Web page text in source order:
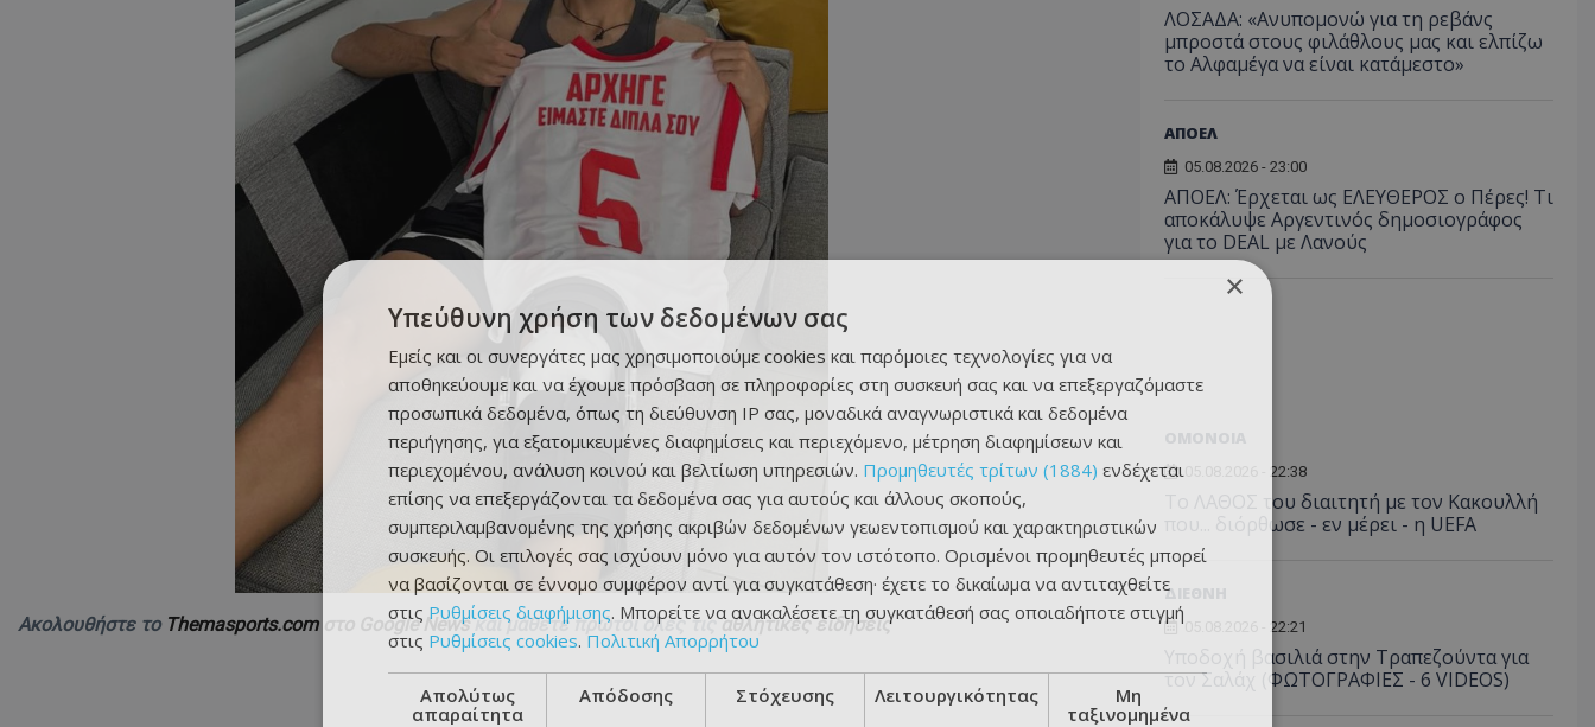
Ακολουθήστε το Themasports.com στο Google Newsκαι μάθετε πρώτοι όλες τιςαθλητικές ειδήσεις
ΛΟΣΑΔΑ: «Ανυπομονώ για τη ρεβάνς
μπροστά στους φιλάθλους μας και ελπίζω
το Αλφαμέγα να είναι κατάμεστο»
ΑΠΟΕΛ
05.08.2026 - 23:00
ΑΠΟΕΛ: Έρχεται ως ΕΛΕΥΘΕΡΟΣ ο Πέρες! Τι
αποκάλυψε Αργεντινός δημοσιογράφος
για το DEAL με Λανούς
05.08.2026 - 22:38
Το ΛΑΘΟΣ του διαιτητή με τον Κακουλλή
που... διόρθωσε - εν μέρει - η UEFA
ΔΙΕΘΝΗ
05.08.2026 - 22:21
Υποδοχή βασιλιά στην Τραπεζούντα για
τον Σαλάχ (ΦΩΤΟΓΡΑΦΙΕΣ - 6 VIDEOS)
×
Υπεύθυνη χρήση των δεδομένων σας
Εμείς και οι συνεργάτες μας χρησιμοποιούμε cookies και παρόμοιες τεχνολογίες για να
αποθηκεύουμε και να έχουμε πρόσβαση σε πληροφορίες στη συσκευή σας και να επεξεργαζόμαστε
προσωπικά δεδομένα, όπως τη διεύθυνση IP σας, μοναδικά αναγνωριστικά και δεδομένα
περιήγησης, για εξατομικευμένες διαφημίσεις και περιεχόμενο, μέτρηση διαφημίσεων και
περιεχομένου, ανάλυση κοινού και βελτίωση υπηρεσιών. Προμηθευτές τρίτων (1884) ενδέχεται
επίσης να επεξεργάζονται τα δεδομένα σας για αυτούς και άλλους σκοπούς,
συμπεριλαμβανομένης της χρήσης ακριβών δεδομένων γεωεντοπισμού και χαρακτηριστικών
συσκευής. Οι επιλογές σας ισχύουν μόνο για αυτόν τον ιστότοπο. Ορισμένοι προμηθευτές μπορεί
να βασίζονται σε έννομο συμφέρον αντί για συγκατάθεση· έχετε το δικαίωμα να αντιταχθείτε
στις Ρυθμίσεις διαφήμισης. Μπορείτε να ανακαλέσετε τη συγκατάθεσή σας οποιαδήποτε στιγμή
στις Ρυθμίσεις cookies. Πολιτική Απορρήτου
Απολύτως
απαραίτητα
Απόδοσης Στόχευσης Λειτουργικότητας
Μη
ταξινομημένα